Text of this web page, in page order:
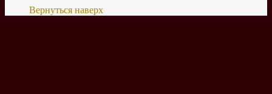
Вернуться наверх